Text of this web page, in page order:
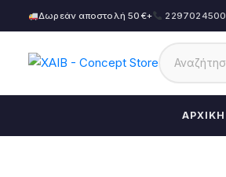
Δωρεάν αποστολή 50€+ 2297024500
ΑΡΧΙΚΉ